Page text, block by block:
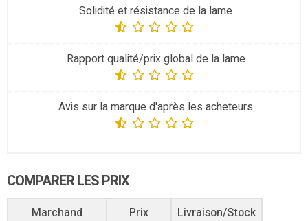
Solidité et résistance de la lame
Rapport qualité/prix global de la lame
Avis sur la marque d'après les acheteurs
COMPARER LES PRIX
Marchand Prix Livraison/Stock